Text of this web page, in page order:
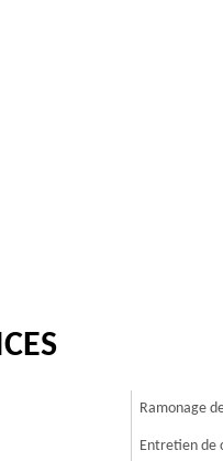
Ramonage
Entretien de